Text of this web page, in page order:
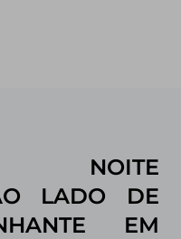
NOITE
LADO DE
EM